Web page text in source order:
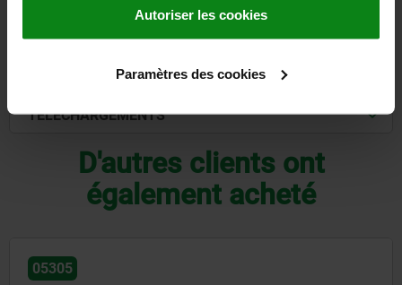
Autoriser les cookies
Paramètres des cookies
TÉLÉCHARGEMENTS
D'autres clients ont
également acheté
05305